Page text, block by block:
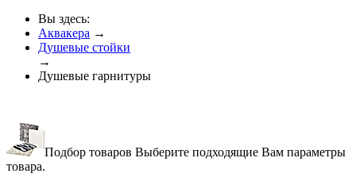
Вы здесь:
Аквакера →
Душевые стойки
→
Душевые гарнитуры
Подбор товаров Выберите подходящие Вам параметры
товара.